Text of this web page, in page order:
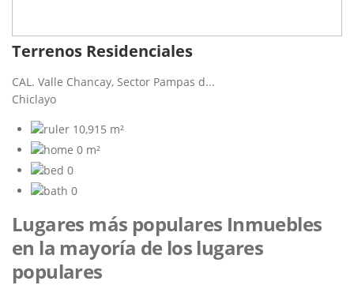
Terrenos Residenciales
CAL. Valle Chancay, Sector Pampas d...
Chiclayo
10,915 m²
0 m²
0
0
Lugares más populares Inmuebles
en la mayoría de los lugares
populares